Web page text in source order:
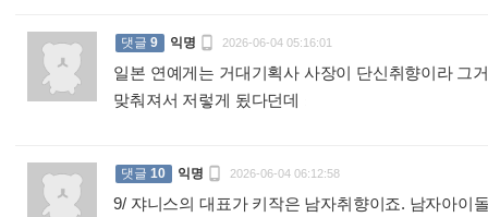
댓글 9 익명  2026-06-04 05:16:01
일본 연예게는 거대기획사 사장이 단신취향이라 그
맞춰져서 저렇게 됬다던데
댓글 10 익명  2026-06-04 06:12:58
9/ 쟈니스의 대표가 키작은 남자취향이죠. 남자아이